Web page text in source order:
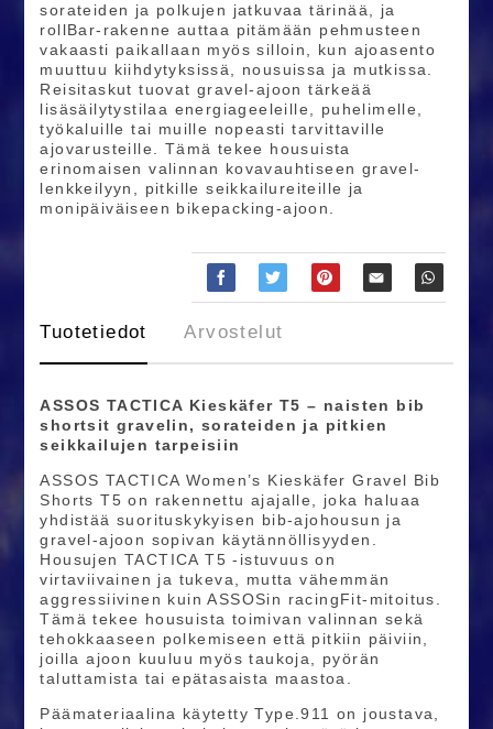
sorateiden ja polkujen jatkuvaa tärinää, ja
rollBar-rakenne auttaa pitämään pehmusteen
vakaasti paikallaan myös silloin, kun ajoasento
muuttuu kiihdytyksissä, nousuissa ja mutkissa.
Reisitaskut tuovat gravel-ajoon tärkeää
lisäsäilytystilaa energiageeleille, puhelimelle,
työkaluille tai muille nopeasti tarvittaville
ajovarusteille. Tämä tekee housuista
erinomaisen valinnan kovavauhtiseen gravel-
lenkkeilyyn, pitkille seikkailureiteille ja
monipäiväiseen bikepacking-ajoon.
Tuotetiedot Arvostelut
ASSOS TACTICA Kieskäfer T5 – naisten bib
shortsit gravelin, sorateiden ja pitkien
seikkailujen tarpeisiin
ASSOS TACTICA Women’s Kieskäfer Gravel Bib
Shorts T5 on rakennettu ajajalle, joka haluaa
yhdistää suorituskykyisen bib-ajohousun ja
gravel-ajoon sopivan käytännöllisyyden.
Housujen TACTICA T5 -istuvuus on
virtaviivainen ja tukeva, mutta vähemmän
aggressiivinen kuin ASSOSin racingFit-mitoitus.
Tämä tekee housuista toimivan valinnan sekä
tehokkaaseen polkemiseen että pitkiin päiviin,
joilla ajoon kuuluu myös taukoja, pyörän
taluttamista tai epätasaista maastoa.
Päämateriaalina käytetty Type.911 on joustava,